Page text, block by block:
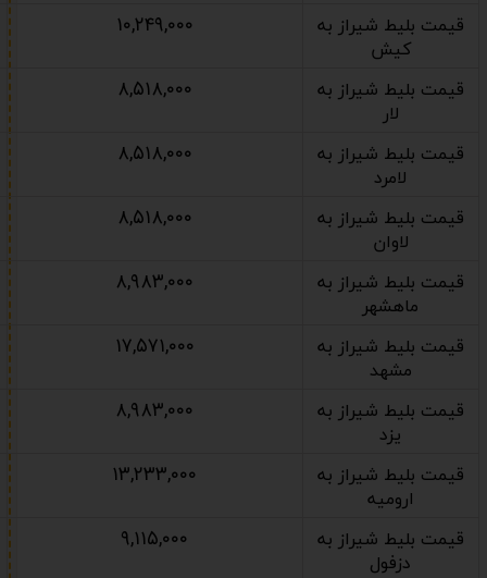
قیمت بلیط شیراز به
کیش
۱۰,۲۴۹,۰۰۰
قیمت بلیط شیراز به
لار
۸,۵۱۸,۰۰۰
قیمت بلیط شیراز به
لامرد
۸,۵۱۸,۰۰۰
قیمت بلیط شیراز به
لاوان
۸,۵۱۸,۰۰۰
قیمت بلیط شیراز به
ماهشهر
۸,۹۸۳,۰۰۰
قیمت بلیط شیراز به
مشهد
۱۷,۵۷۱,۰۰۰
قیمت بلیط شیراز به
یزد
۸,۹۸۳,۰۰۰
قیمت بلیط شیراز به
ارومیه
۱۳,۲۳۳,۰۰۰
قیمت بلیط شیراز به
دزفول
۹,۱۱۵,۰۰۰